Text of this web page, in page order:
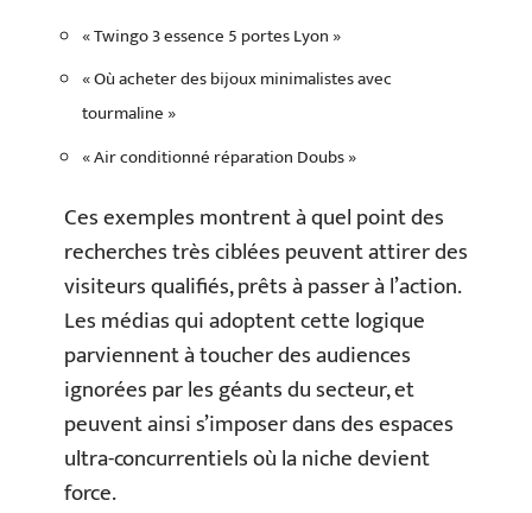
« Twingo 3 essence 5 portes Lyon »
« Où acheter des bijoux minimalistes avec
tourmaline »
« Air conditionné réparation Doubs »
Ces exemples montrent à quel point des
recherches très ciblées peuvent attirer des
visiteurs qualifiés, prêts à passer à l’action.
Les médias qui adoptent cette logique
parviennent à toucher des audiences
ignorées par les géants du secteur, et
peuvent ainsi s’imposer dans des espaces
ultra-concurrentiels où la niche devient
force.